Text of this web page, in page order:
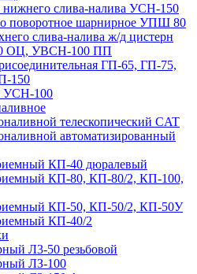
нижнего слива-налива УСН-150
поворотное шарнирное УПШ 80
слива-налива ж/д цистерн
ОЦ, УВСН-100 ПП
ГП-65, ГП-75,
150
УСН-100
телескопический CAT
автоматизированный
КП-40 дюралевый
КП-80, КП-80/2, КП-100,
КП-50, КП-50/2, КП-50У
КП-40/2
Л3-50 резьбовой
ЛЗ-100